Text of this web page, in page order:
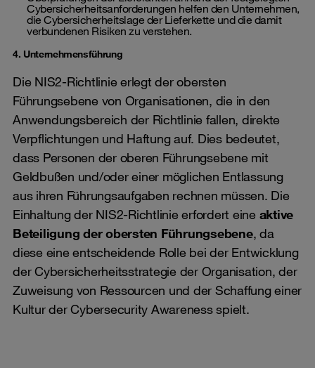
Cybersicherheitsanforderungen helfen den Unternehmen,
die Cybersicherheitslage der Lieferkette und die damit
verbundenen Risiken zu verstehen.
4. Unternehmensführung
Die NIS2-Richtlinie erlegt der obersten
Führungsebene von Organisationen, die in den
Anwendungsbereich der Richtlinie fallen, direkte
Verpflichtungen und Haftung auf. Dies bedeutet,
dass Personen der oberen Führungsebene mit
Geldbußen und/oder einer möglichen Entlassung
aus ihren Führungsaufgaben rechnen müssen. Die
Einhaltung der NIS2-Richtlinie erfordert eine aktive
Beteiligung der obersten Führungsebene, da
diese eine entscheidende Rolle bei der Entwicklung
der Cybersicherheitsstrategie der Organisation, der
Zuweisung von Ressourcen und der Schaffung einer
Kultur der Cybersecurity Awareness spielt.